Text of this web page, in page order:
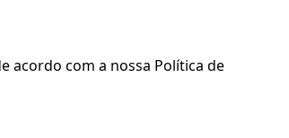
acordo com a nossa Política de